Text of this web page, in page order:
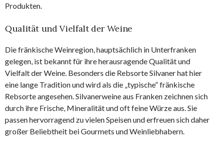
Produkten.
Qualität und Vielfalt der Weine
Die fränkische Weinregion, hauptsächlich in Unterfranken
gelegen, ist bekannt für ihre herausragende Qualität und
Vielfalt der Weine. Besonders die Rebsorte Silvaner hat hier
eine lange Tradition und wird als die „typische“ fränkische
Rebsorte angesehen. Silvanerweine aus Franken zeichnen sich
durch ihre Frische, Mineralität und oft feine Würze aus. Sie
passen hervorragend zu vielen Speisen und erfreuen sich daher
großer Beliebtheit bei Gourmets und Weinliebhabern.